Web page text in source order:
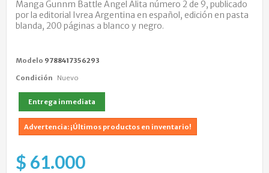
Manga Gunnm Battle Angel Alita número 2 de 9, publicado
por la editorial Ivrea Argentina en español, edición en pasta
blanda, 200 páginas a blanco y negro.
Modelo 9788417356293
Condición Nuevo
Entrega inmediata
Advertencia: ¡Últimos productos en inventario!
$ 61.000